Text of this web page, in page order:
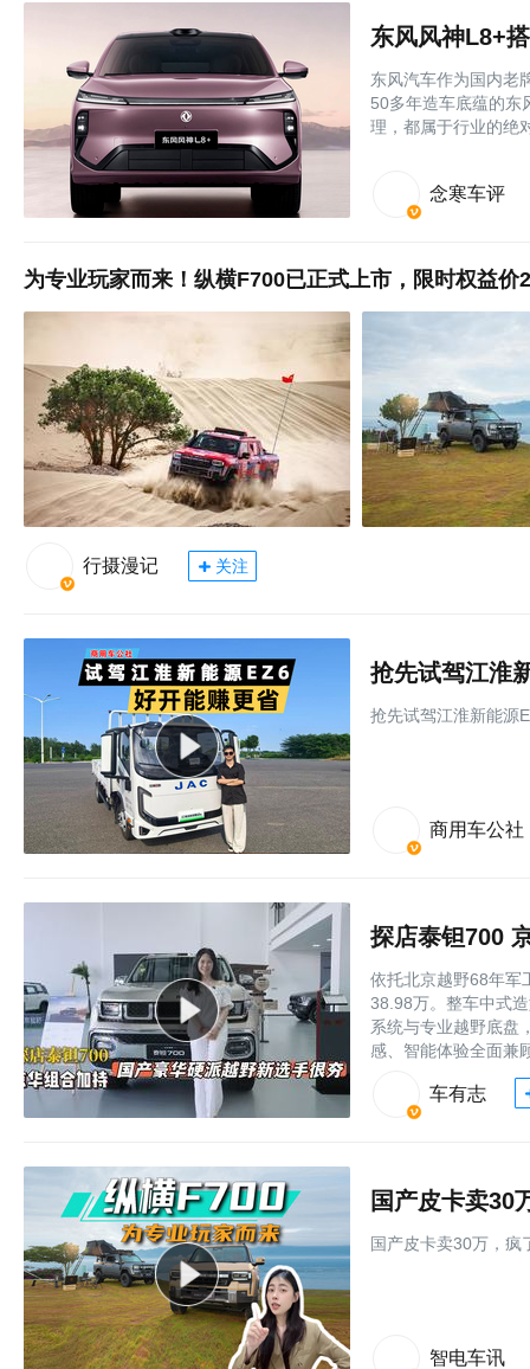
东风汽车作为国内老
50多年造车底蕴的东
理，都属于行业的绝
念寒车评
为专业玩家而来！纵横F700已正式上市，限时权益价
行摄漫记 关注
抢先试驾江淮
抢先试驾江淮新能源
商用车公社
探店泰钽700
依托北京越野68年军
38.98万。整车中式
系统与专业越野底盘
感、智能体验全面兼
车有志
国产皮卡卖30
国产皮卡卖30万，疯
智电车讯